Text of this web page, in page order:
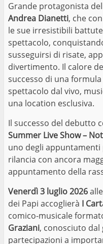
Grande protagonista
Andrea Dianetti, che
le sue irresistibili
spettacolo,
susseguirsi di risate,
divertimento. Il calore
successo di una
spettacolo dal vivo,
una location esclusiva.
Il successo del debutto
Summer Live Show –
uno degli appuntamenti
rilancia con ancora
appuntamento della
Venerdì 3 luglio 2026
dei Papi accoglierà I
comico-musicale
Graziani, conosciuto
partecipazioni a